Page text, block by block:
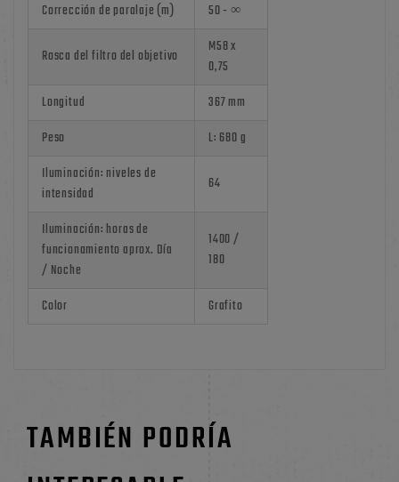
Corrección de paralaje (m) 50 - ∞
Rosca del filtro del objetivo
M58 x
0,75
Longitud
367 mm
Peso
L: 680 g
Iluminación: niveles de
intensidad
64
Iluminación: horas de
funcionamiento aprox. Día
/ Noche
1400 /
180
Color Grafito
TAMBIÉN PODRÍA